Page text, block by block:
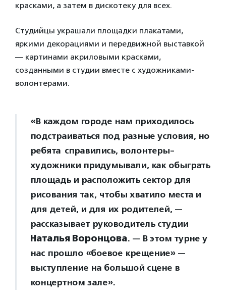
красками, а затем в дискотеку для всех.
Студийцы украшали площадки плакатами,
яркими декорациями и передвижной выставкой
— картинами акриловыми красками,
созданными в студии вместе с художниками-
волонтерами.
«В каждом городе нам приходилось
подстраиваться под разные условия, но
ребята справились, волонтеры-
художники придумывали, как обыграть
площадь и расположить сектор для
рисования так, чтобы хватило места и
для детей, и для их родителей, —
рассказывает руководитель студии
Наталья Воронцова. — В этом турне у
нас прошло «боевое крещение» —
выступление на большой сцене в
концертном зале».